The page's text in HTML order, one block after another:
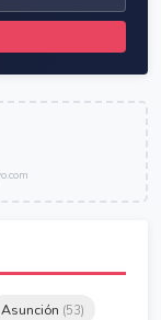
Asunción (53)